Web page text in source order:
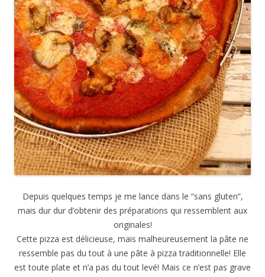
Depuis quelques temps je me lance dans le “sans gluten”,
mais dur dur d’obtenir des préparations qui ressemblent aux
originales!
Cette pizza est délicieuse, mais malheureusement la pâte ne
ressemble pas du tout à une pâte à pizza traditionnelle! Elle
est toute plate et n’a pas du tout levé! Mais ce n’est pas grave